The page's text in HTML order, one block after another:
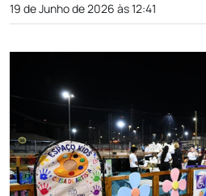
19 de Junho de 2026 às 12:41